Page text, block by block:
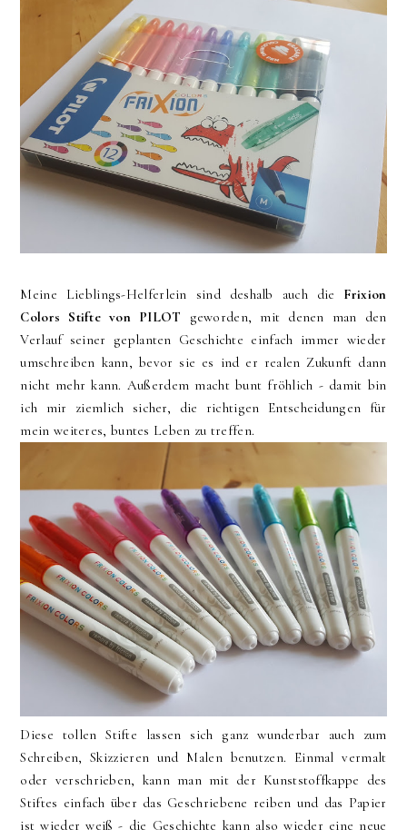
Meine Lieblings-Helferlein sind deshalb auch die Frixion
Colors Stifte von PILOT geworden, mit denen man den
Verlauf seiner geplanten Geschichte einfach immer wieder
umschreiben kann, bevor sie es ind er realen Zukunft dann
nicht mehr kann. Außerdem macht bunt fröhlich - damit bin
ich mir ziemlich sicher, die richtigen Entscheidungen für
mein weiteres, buntes Leben zu treffen.
Diese tollen Stifte lassen sich ganz wunderbar auch zum
Schreiben, Skizzieren und Malen benutzen. Einmal vermalt
oder verschrieben, kann man mit der Kunststoffkappe des
Stiftes einfach über das Geschriebene reiben und das Papier
ist wieder weiß - die Geschichte kann also wieder eine neue